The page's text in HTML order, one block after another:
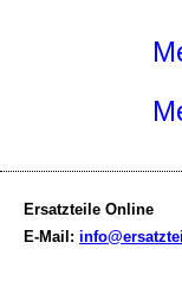
Ersatzteile Online
E-Mail: